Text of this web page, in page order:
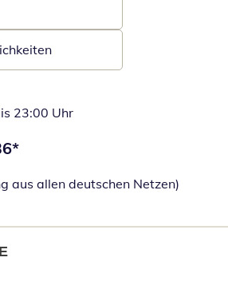
23:00 Uhr
*
aus allen deutschen Netzen)